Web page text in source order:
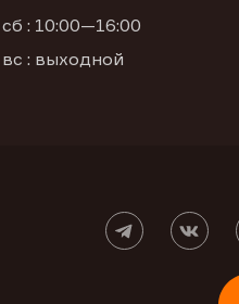
сб : 10:00—16:00
вс : выходной